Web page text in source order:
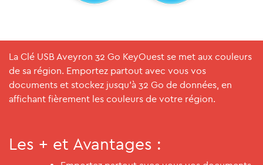
La Clé USB Aveyron 32 Go KeyOuest se met aux couleurs
de sa région. Emportez partout avec vous vos
documents et stockez jusqu'à 32 Go de données, en
affichant fièrement les couleurs de votre région.
Les + et Avantages :